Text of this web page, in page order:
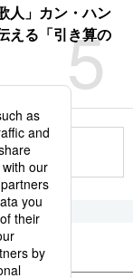
5
人」カン・ハン
える「引き算の